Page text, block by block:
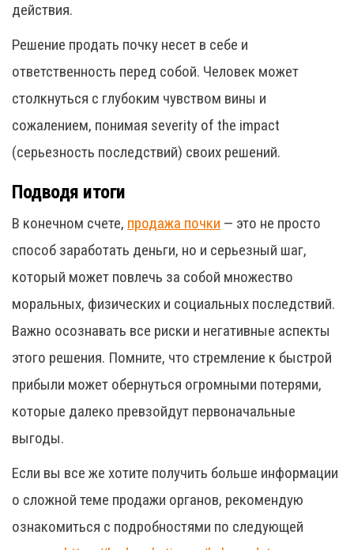
действия.
Решение продать почку несет в себе и
ответственность перед собой. Человек может
столкнуться с глубоким чувством вины и
сожалением, понимая severity of the impact
(серьезность последствий) своих решений.
Подводя итоги
В конечном счете, продажа почки — это не просто
способ заработать деньги, но и серьезный шаг,
который может повлечь за собой множество
моральных, физических и социальных последствий.
Важно осознавать все риски и негативные аспекты
этого решения. Помните, что стремление к быстрой
прибыли может обернуться огромными потерями,
которые далеко превзойдут первоначальные
выгоды.
Если вы все же хотите получить больше информации
о сложной теме продажи органов, рекомендую
ознакомиться с подробностями по следующей